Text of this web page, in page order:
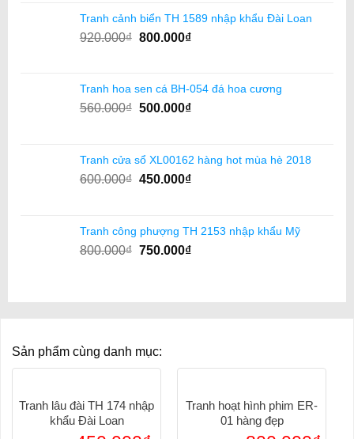
Tranh cảnh biển TH 1589 nhập khẩu Đài Loan
920.000₫ 800.000₫
Tranh hoa sen cá BH-054 đá hoa cương
560.000₫ 500.000₫
Tranh cửa sổ XL00162 hàng hot mùa hè 2018
600.000₫ 450.000₫
Tranh công phượng TH 2153 nhập khẩu Mỹ
800.000₫ 750.000₫
Sản phẩm cùng danh mục:
Tranh lâu đài TH 174 nhập
khẩu Đài Loan
Tranh hoạt hình phim ER-
01 hàng đẹp